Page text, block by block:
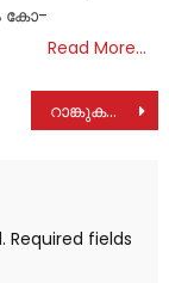
കോ-
Read More…
റാങ്കുകളുടെ തിളക്കത്തിൽ ബി വി എം കോളജ്
Required fields